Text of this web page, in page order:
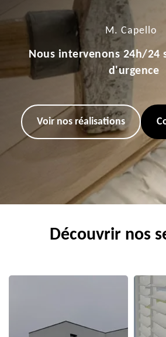
M. Capello
Nous intervenons 24h/24
d'urgence
Voir nos réalisations
Découvrir nos